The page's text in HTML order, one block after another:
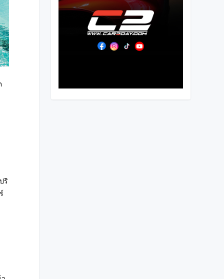
ริ